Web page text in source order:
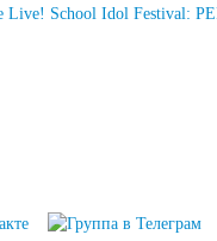
School Idol Festival: